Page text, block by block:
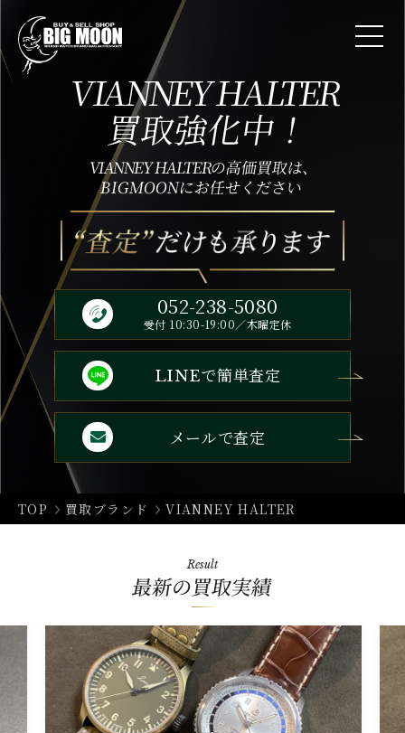
VIANNEY HALTER
買取強化中！
VIANNEY HALTERの高価買取は、
BIGMOONにお任せください
052-238-5080
受付 10:30-19:00／木曜定休
LINEで簡単査定
メールで査定
TOP 買取ブランド VIANNEY HALTER
Result
最新の買取実績